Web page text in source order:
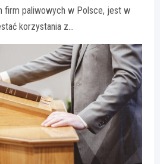
firm paliwowych w Polsce, jest w
korzystania z…